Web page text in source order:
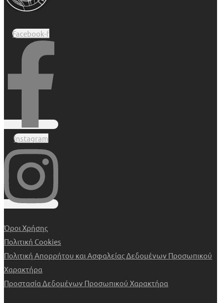
Facebook-f
Instagram
Όροι Χρήσης
Πολιτική Cookies
Πολιτική Απορρήτου και Ασφαλείας Δεδομένων Προσωπικού
Χαρακτήρα
Προστασία Δεδομένων Προσωπικού Χαρακτήρα